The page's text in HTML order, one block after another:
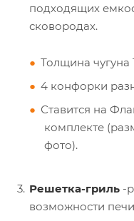
подходящих
сковородах.
Толщина чугуна
4 конфорки
Ставится на
комплекте
фото).
Решетка-гриль -
возможности